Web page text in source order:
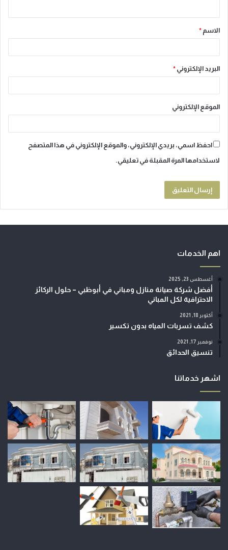
ق
*
الاسم *
البريد الإلكتروني *
الموقع الإلكتروني
احفظ اسمي، بريدي الإلكتروني، والموقع الإلكتروني في هذا المتصفح
لاستخدامها المرة المقبلة في تعليقي.
اهم الخدمات
أغسطس 23, 2025
أفضل شركة صيانة منازل ومباني في أبوظبي – حلول الركائز
الاحترافية لكل المباني
أكتوبر 18, 2021
كشف تسربات المياه بدون تكسير
نوفمبر 17, 2021
تنسيق الحدائق
اشهر خدماتنا